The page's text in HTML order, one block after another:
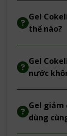
Gel
thế nào?
Gel
nước
Gel giảm
dùng